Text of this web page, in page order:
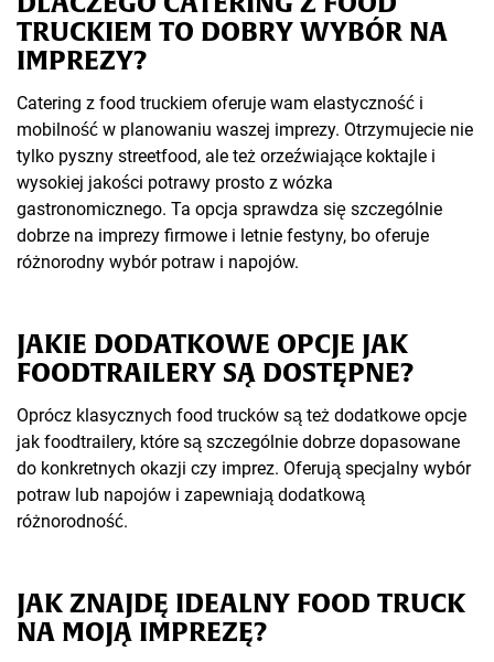
TRUCKIEM TO DOBRY WYBÓR NA
IMPREZY?
Catering z food truckiem oferuje wam elastyczność i
mobilność w planowaniu waszej imprezy. Otrzymujecie nie
tylko pyszny streetfood, ale też orzeźwiające koktajle i
wysokiej jakości potrawy prosto z wózka
gastronomicznego. Ta opcja sprawdza się szczególnie
dobrze na imprezy firmowe i letnie festyny, bo oferuje
różnorodny wybór potraw i napojów.
JAKIE DODATKOWE OPCJE JAK
FOODTRAILERY SĄ DOSTĘPNE?
Oprócz klasycznych food trucków są też dodatkowe opcje
jak foodtrailery, które są szczególnie dobrze dopasowane
do konkretnych okazji czy imprez. Oferują specjalny wybór
potraw lub napojów i zapewniają dodatkową
różnorodność.
JAK ZNAJDĘ IDEALNY FOOD TRUCK
NA MOJĄ IMPREZĘ?